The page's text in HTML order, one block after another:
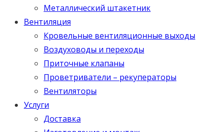
Металлический штакетник
Вентиляция
Кровельные вентиляционные выходы
Воздуховоды и переходы
Приточные клапаны
Проветриватели – рекуператоры
Вентиляторы
Услуги
Доставка